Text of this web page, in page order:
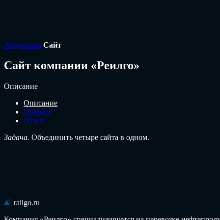
Айдентика Сайт
Сайт компании «Реилго»
Описание
Описание
Процесс
Отзыв
Задача. Объединить четыре сайта в одном.
railgo.ru